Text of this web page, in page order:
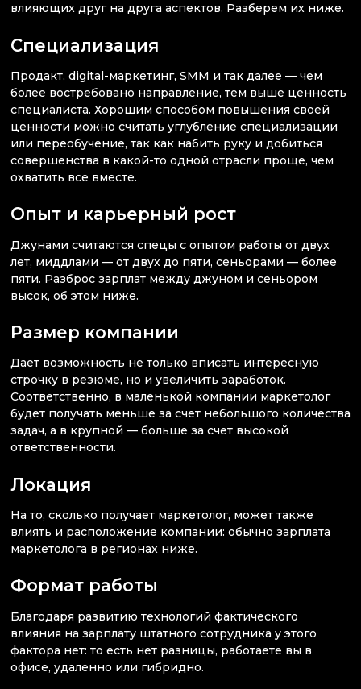
влияющих друг на друга аспектов. Разберем их ниже.
Специализация
Продакт, digital-маркетинг, SMM и так далее — чем
более востребовано направление, тем выше ценность
специалиста. Хорошим способом повышения своей
ценности можно считать углубление специализации
или переобучение, так как набить руку и добиться
совершенства в какой-то одной отрасли проще, чем
охватить все вместе.
Опыт и карьерный рост
Джунами считаются спецы с опытом работы от двух
лет, миддлами — от двух до пяти, сеньорами — более
пяти. Разброс зарплат между джуном и сеньором
высок, об этом ниже.
Размер компании
Дает возможность не только вписать интересную
строчку в резюме, но и увеличить заработок.
Соответственно, в маленькой компании маркетолог
будет получать меньше за счет небольшого количества
задач, а в крупной — больше за счет высокой
ответственности.
Локация
На то, сколько получает маркетолог, может также
влиять и расположение компании: обычно зарплата
маркетолога в регионах ниже.
Формат работы
Благодаря развитию технологий фактического
влияния на зарплату штатного сотрудника у этого
фактора нет: то есть нет разницы, работаете вы в
офисе, удаленно или гибридно.